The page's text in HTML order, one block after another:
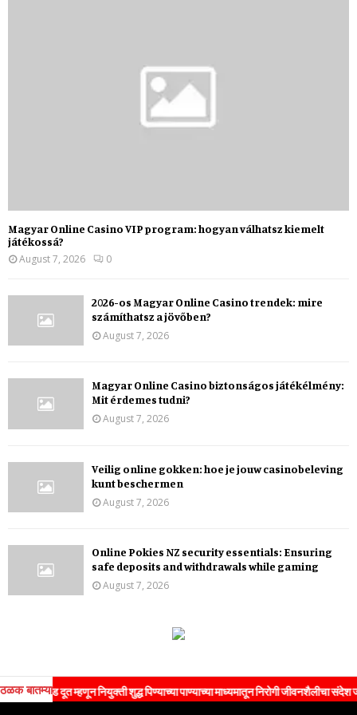
Magyar Online Casino VIP program: hogyan válhatsz kiemelt
játékossá?
August 7, 2026
0
2026-os Magyar Online Casino trendek: mire
számíthatsz a jövőben?
August 7, 2026
Magyar Online Casino biztonságos játékélmény:
Mit érdemes tudni?
August 7, 2026
Veilig online gokken: hoe je jouw casinobeleving
kunt beschermen
August 7, 2026
Online Pokies NZ security essentials: Ensuring
safe deposits and withdrawals while gaming
August 7, 2026
ठळक बातम्या
दूत म्हणून नियुक्ती शुद्ध पिण्याच्या पाण्याच्या माध्यमातून निरोगी जीवनशैलीचा संदेश जनतेपर्यंत